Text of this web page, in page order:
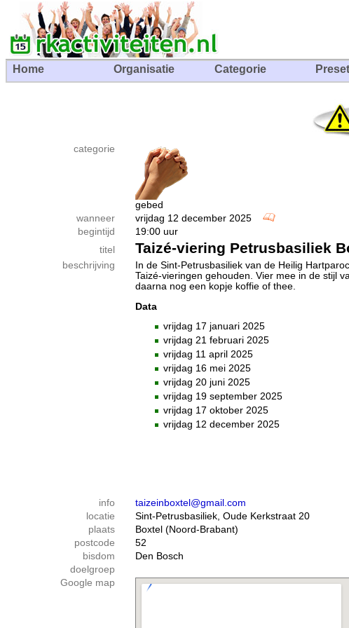
Home Organisatie Categorie Preset
categorie
gebed
wanneer
vrijdag 12 december 2025
begintijd
19:00 uur
titel
Taizé-viering Petrusbasiliek
beschrijving
In de Sint-Petrusbasiliek van de Heilig
Taizé-vieringen gehouden. Vier mee in de stijl
daarna nog een kopje koffie of thee.
Data
vrijdag 17 januari 2025
vrijdag 21 februari 2025
vrijdag 11 april 2025
vrijdag 16 mei 2025
vrijdag 20 juni 2025
vrijdag 19 september 2025
vrijdag 17 oktober 2025
vrijdag 12 december 2025
info
taizeinboxtel@gmail.com
locatie
Sint-Petrusbasiliek, Oude Kerkstraat 20
plaats
Boxtel (Noord-Brabant)
postcode
52
bisdom
Den Bosch
doelgroep
Google map